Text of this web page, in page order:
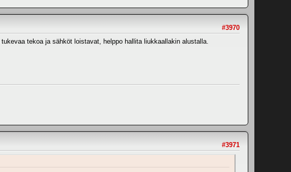
#3970
tukevaa tekoa ja sähköt loistavat, helppo hallita liukkaallakin alustalla.
#3971